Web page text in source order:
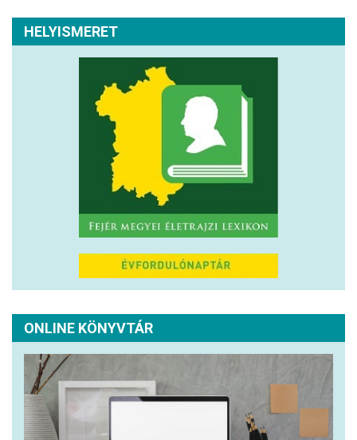
HELYISMERET
ONLINE KÖNYVTÁR